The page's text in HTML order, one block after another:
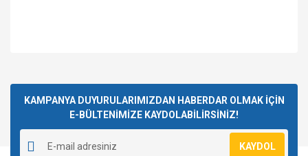
Yorum Yaz
kullanarak tarafımıza iletebilirsiniz.
Görüş ve önerileriniz için teşekkür ederiz.
Ürün resmi kalitesiz, bozuk veya görüntülenemiyor.
Ürün açıklamasında eksik bilgiler bulunuyor.
KAMPANYA DUYURULARIMIZDAN HABERDAR OLMAK İÇİN
E-BÜLTENİMİZE KAYDOLABİLİRSİNİZ!
KAYDOL